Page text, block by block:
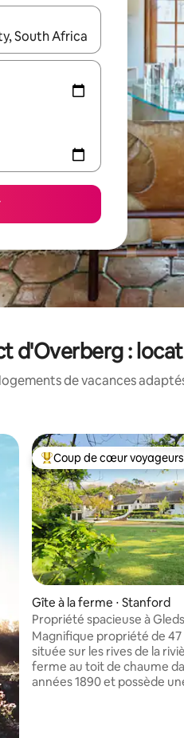
les flèches vers le haut et
d'Overberg :
de vacances
Coups de cœur voyageurs
Coup de cœur voyageurs
Gîte à la ferme ⋅ Stanford
Propriété spacieuse à
Magnifique propriété de
située sur les rives de la
ferme au toit de chaume
années 1890 et possède